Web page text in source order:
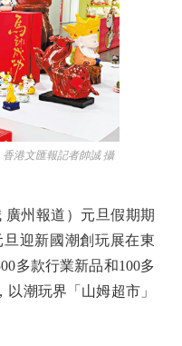
港文匯報記者帥誠 攝
州報道）元旦假期期
旦迎新國潮創玩展在東
多款行業新品和100多
潮玩界「山姆超市」